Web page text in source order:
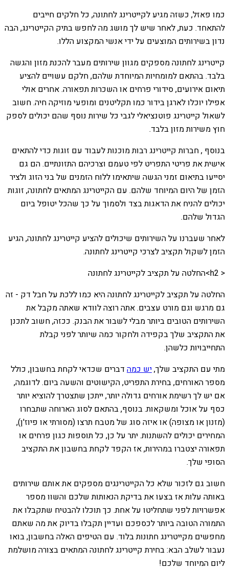
כמו פאזל, כשזה מגיע לקייטרינג לחתונה, כל חלקים חייבים
להתאחד. כעת, לאחר שיש לך מושג מה לחפש בתיק הקייטרינג, הבה
נדון בשירותים המוצעים על ידי אנשי המקצוע הללו.
קייטרינג לחתונה מספקים מגוון שירותים מעבר להכנת מזון והגשה
בלבד. בהתאם למומחיות המיוחדת שלהם, חלקם עשויים להציע
תיאום אירועים, סידורי פרחים או השכרות תפאורה. אחרים אולי
אפילו יוכלו לארגן בידור כמו תקליטנים ומופעי מוזיקה חיה. חשוב
לשאול קייטרינג פוטנציאלי לגבי כל שירות נוסף שהם יכולים לספק
חוץ משירות מזון בלבד.
בנוסף , חברות קייטרינג רבות מוכנות לעבוד עם זוגות כדי להתאים
אישית את פריטי התפריט לפי טעמם וצרכיהם התזונתיים. הם גם
יסייעו בתיאום זמני הגשה שיתאימו ללוח הזמנים של בני הזוג ולציר
הזמן של היום המיוחד שלהם. עם הקייטרינג המתאים לחתונה, זוגות
יכולים להניח את הדאגות בצד ולסמוך על כך שהכל יטופל ביום
הגדול שלהם.
לאחר שעברנו על השירותים שיכולים להציע קייטרינג לחתונה, הגיע
הזמן לשקול תקציב לצרכי קייטרינג לחתונה.
< h2>החלטה על תקציב לקייטרינג לחתונה
החלטה על תקציב לקייטרינג לחתונה היא כמו ללכת על חבל דק - זה
גם מרגש וגם מורט עצבים. אתה רוצה לוודא שאתה מקבל את
השירותים הטובים ביותר מבלי לשבור את הבנק. ככזה, חשוב לתכנן
את התקציב שלך בקפידה ולחקור כמה שיותר לפני קבלת
התחייבויות כלשהן.
מתי עם התקציב שלך,יש כמה דברים שכדאי לקחת בחשבון, כולל
מספר האורחים, בחירת התפריט, הקישוטים והשעה ביום. לדוגמה,
אם יש לך רשימת אורחים גדולה יותר, ייתכן שתצטרך להוציא יותר
כסף על אוכל ומשקאות. בנוסף, בהתאם לסוג הארוחה שתבחרו
(מזנון או מצופה) או איזה סוג של מטבח תרצו (מסורתי או פיוז'ן),
המחירים יכולים להשתנות. יתר על כן, כל תוספות כגון פרחים או
תפאורה יצטברו במהירות, אז הקפד לקחת בחשבון את התקציב
הסופי שלך.
חשוב גם לזכור שלא כל הקייטרינגים מספקים את אותם שירותים
באותה עלות אז בצעו את בדיקת הנאותות שלכם והשוו מספר
אפשרויות לפני שתחליטו על אחת. כך תוכלו להבטיח שתקבלו את
התמורה הטובה ביותר לכספכם ועדיין תקבלו בדיוק את מה שאתם
מחפשים מקייטרינג חתונות בלוד. עם הטיפים האלה בחשבון, בואו
נעבור לשלב הבא: בחירת קייטרינג לחתונה המתאים בצורה מושלמת
ליום המיוחד שלכם!